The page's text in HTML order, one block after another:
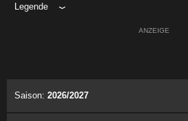
Legende
ANZEIGE
Saison: 2026/2027